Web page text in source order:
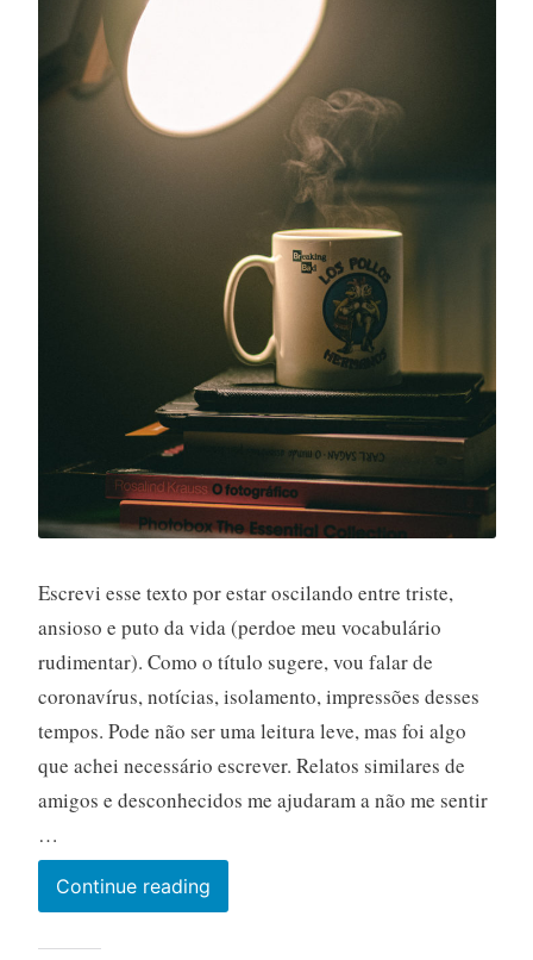
Escrevi esse texto por estar oscilando entre triste,
ansioso e puto da vida (perdoe meu vocabulário
rudimentar). Como o título sugere, vou falar de
coronavírus, notícias, isolamento, impressões desses
tempos. Pode não ser uma leitura leve, mas foi algo
que achei necessário escrever. Relatos similares de
amigos e desconhecidos me ajudaram a não me sentir
…
Continue readingDivagando
e